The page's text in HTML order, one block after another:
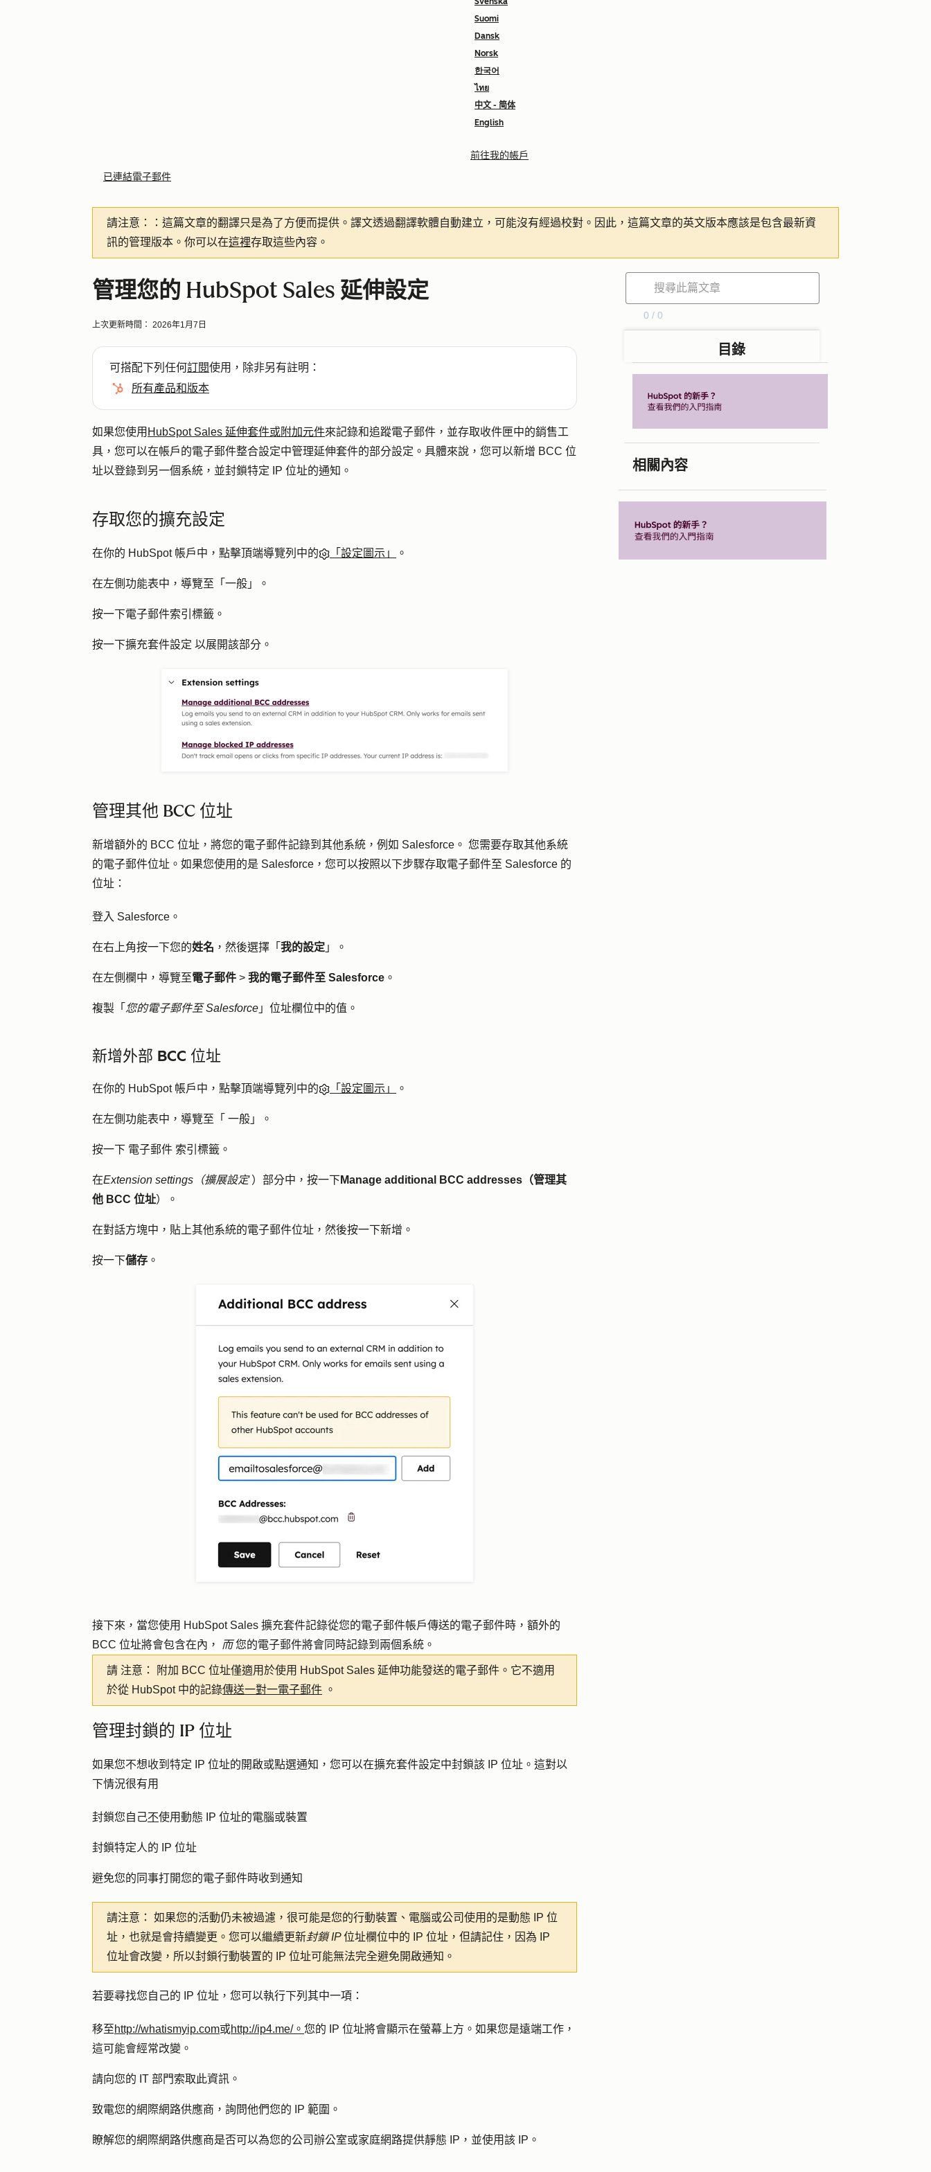
Suomi
Dansk
Norsk
한국어
ไทย
中文 - 简体
English
前往我的帳戶
已連結電子郵件
請注意：
：這篇文章的翻譯只是為了方便而提供。譯文透過翻譯軟體自動建立，可能沒有經過校對。因此，這篇文章的英文版本應該是包含最新資
訊的管理版本。你可以在這裡存取這些內容。
管理您的 HubSpot Sales 延伸設定
上次更新時間： 2026年1月7日
可搭配下列任何訂閱使用，除非另有註明：
所有產品和版本
如果您使用 HubSpot Sales 延伸套件或附加元件來記錄和追蹤電子郵件，並存取收件匣中的銷售工
具，您可以在帳戶的電子郵件整合設定中管理延伸套件的部分設定。具體來說，您可以新增 BCC 位
址以登錄到另一個系統，並封鎖特定 IP 位址的通知。
存取您的擴充設定
在你的 HubSpot 帳戶中，點擊頂端導覽列中的 「設定圖示」 。
在左側功能表中，導覽至「 一般 」。
按一下電子郵件索引標籤。
按一下擴充套件設定 以展開該部分。
管理其他 BCC 位址
新增額外的 BCC 位址，將您的電子郵件記錄到其他系統，例如 Salesforce。 您需要存取其他系統
的電子郵件位址。如果您使用的是 Salesforce，您可以按照以下步驟存取電子郵件至 Salesforce 的
位址：
登入 Salesforce。
在右上角按一下您的姓名 ，然後選擇「 我的設定 」。
在左側欄中，導覽至電子郵件 > 我的電子郵件至 Salesforce 。
複製「 您的電子郵件至 Salesforce 」位址欄位中的值。
新增外部 BCC 位址
在你的 HubSpot 帳戶中，點擊頂端導覽列中的 「設定圖示」 。
在左側功能表中，導覽至「 一般」 。
按一下 電子郵件 索引標籤。
在Extension settings（擴展設定）部分中，按一下Manage additional BCC addresses（管理其
他 BCC 位址）。
在對話方塊中，貼上其他系統的電子郵件位址，然後按一下新增 。
按一下儲存 。
接下來，當您使用 HubSpot Sales 擴充套件記錄從您的電子郵件帳戶傳送的電子郵件時，額外的
BCC 位址將會包含在內，
而您的電子郵件將會同時記錄到兩個系統。
請 注意：
附加 BCC 位址僅適用於使用 HubSpot Sales 延伸功能發送的電子郵件。它不適用
於從 HubSpot 中的記錄傳送一對一電子郵件 。
管理封鎖的 IP 位址
如果您不想收到特定 IP 位址的開啟或點選通知，您可以在擴充套件設定中封鎖該 IP 位址。這對以
下情況很有用
封鎖您自己不使用動態 IP 位址的電腦或裝置
封鎖特定人的 IP 位址
避免您的同事打開您的電子郵件時收到通知
請注意： 如果您的活動仍未被過濾，很可能是您的行動裝置、電腦或公司使用的是動態 IP 位
址，也就是會持續變更。您可以繼續更新封鎖 IP位址欄位中的 IP 位址，但請記住，因為 IP
位址會改變，所以封鎖行動裝置的 IP 位址可能無法完全避免開啟通知。
若要尋找您自己的 IP 位址，您可以執行下列其中一項：
移至http://whatismyip.com或http://ip4.me/。 您的 IP 位址將會顯示在螢幕上方。如果您是遠端工作，
這可能會經常改變。
請向您的 IT 部門索取此資訊。
致電您的網際網路供應商，詢問他們您的 IP 範圍。
瞭解您的網際網路供應商是否可以為您的公司辦公室或家庭網路提供靜態 IP，並使用該 IP。
0 / 0
目錄
相關內容